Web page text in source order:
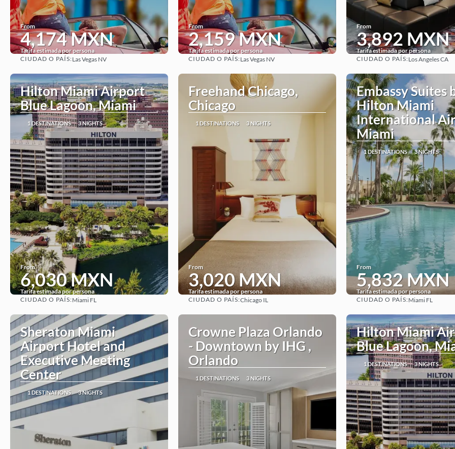
From
4,174 MXN
Tarifa estimada por persona
See
CIUDAD O PAÍS:Las Vegas NV
From
2,159 MXN
Tarifa estimada por persona
See
CIUDAD O PAÍS:Las Vegas NV
From
3,892 MXN
Tarifa estimada por persona
See
CIUDAD O PAÍS:Los Angeles CA
Hilton Miami Airport
Blue Lagoon, Miami
1 DESTINATIONS 3 NIGHTS
From
6,030 MXN
Tarifa estimada por persona
See
CIUDAD O PAÍS:Miami FL
Freehand Chicago,
Chicago
1 DESTINATIONS 3 NIGHTS
From
3,020 MXN
Tarifa estimada por persona
See
CIUDAD O PAÍS:Chicago IL
Embassy Suites
Hilton Miami
International
Miami
1 DESTINATIONS 3 NIGHTS
From
5,832 MXN
Tarifa estimada por persona
See
CIUDAD O PAÍS:Miami FL
Sheraton Miami
Airport Hotel and
Executive Meeting
Center
1 DESTINATIONS 3 NIGHTS
Crowne Plaza Orlando
- Downtown by IHG ,
Orlando
1 DESTINATIONS 3 NIGHTS
Hilton Miami
Blue Lagoon,
1 DESTINATIONS 3 NIGHTS